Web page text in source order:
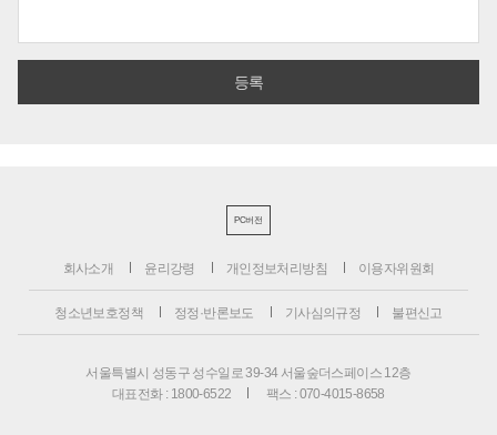
PC버전
회사소개 윤리강령 개인정보처리방침 이용자위원회
청소년보호정책 정정·반론보도 기사심의규정 불편신고
서울특별시 성동구 성수일로 39-34 서울숲더스페이스 12층
대표전화 : 1800-6522
팩스 : 070-4015-8658